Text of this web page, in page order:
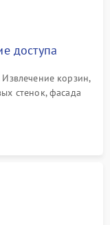
доступа
корзин,
стенок, фасада
помпе.